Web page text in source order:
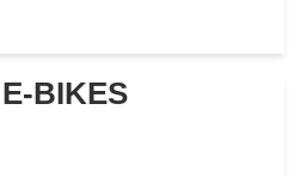
BIKES